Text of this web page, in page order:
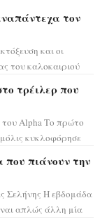
τον
και οι
του καλοκαιριού
τρέιλερ που
Alpha Το πρώτο
κυκλοφόρησε
πιάνουν την
Σελήνης Η εβδομάδα
απλώς άλλη μία